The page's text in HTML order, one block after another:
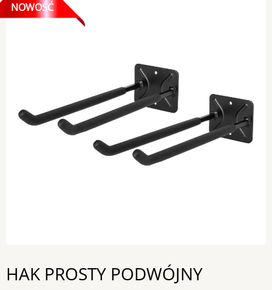
NOWOŚĆ
HAK PROSTY PODWÓJNY